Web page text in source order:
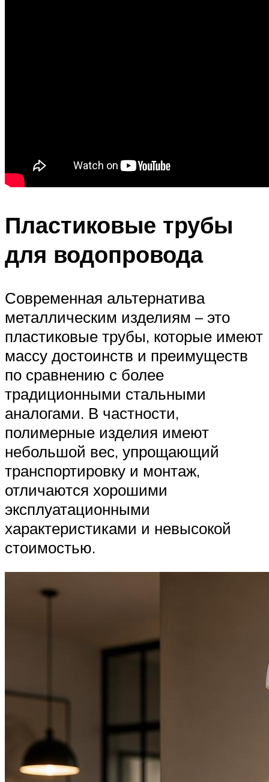
Пластиковые трубы
для водопровода
Современная альтернатива
металлическим изделиям – это
пластиковые трубы, которые имеют
массу достоинств и преимуществ
по сравнению с более
традиционными стальными
аналогами. В частности,
полимерные изделия имеют
небольшой вес, упрощающий
транспортировку и монтаж,
отличаются хорошими
эксплуатационными
характеристиками и невысокой
стоимостью.